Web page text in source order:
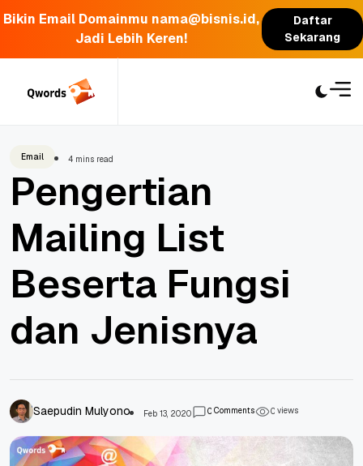
Bikin Email Domainmu nama@bisnis.id,
Jadi Lebih Keren!
Daftar
Sekarang
Email 4 mins read
Pengertian
Mailing List
Beserta Fungsi
dan Jenisnya
Saepudin Mulyono Feb 13, 2020 0Comments 0views